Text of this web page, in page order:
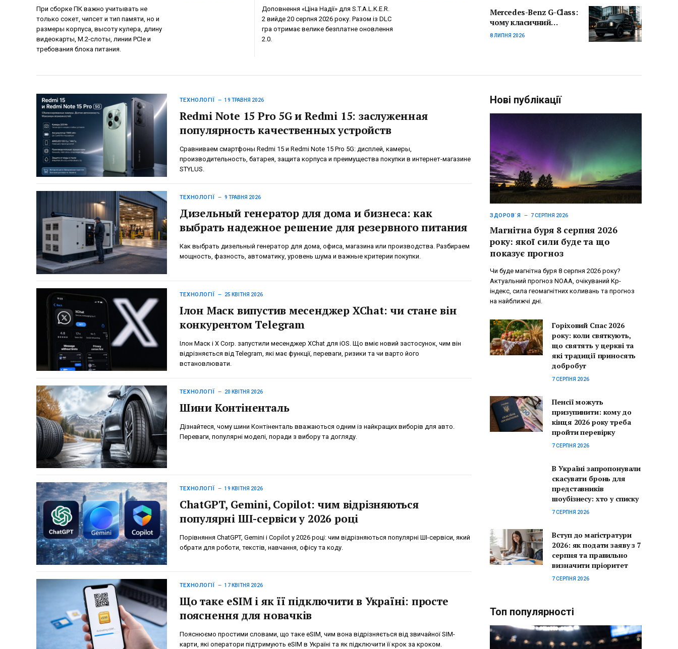
сборщики ПК
При сборке ПК важно учитывать не
только сокет, чипсет и тип памяти, но и
размеры корпуса, высоту кулера, длину
видеокарты, M.2-слоты, линии PCIe и
требования блока питания.
Доповнення «Ціна Надії» для S.T.A.L.K.E.R.
2 вийде 20 серпня 2026 року. Разом із DLC
гра отримає велике безплатне оновлення
2.0.
Mercedes-Benz G-Class:
чому класичний
позашляховик
8 ЛИПНЯ 2026
ТЕХНОЛОГІЇ 19 ТРАВНЯ 2026
Redmi Note 15 Pro 5G и Redmi 15: заслуженная
популярность качественных устройств
Сравниваем смартфоны Redmi 15 и Redmi Note 15 Pro 5G: дисплей, камеры,
производительность, батарея, защита корпуса и преимущества покупки в интернет-магазине
STYLUS.
ТЕХНОЛОГІЇ 9 ТРАВНЯ 2026
Дизельный генератор для дома и бизнеса: как
выбрать надежное решение для резервного питания
Как выбрать дизельный генератор для дома, офиса, магазина или производства. Разбираем
мощность, фазность, автоматику, уровень шума и важные критерии покупки.
ТЕХНОЛОГІЇ 25 КВІТНЯ 2026
Ілон Маск випустив месенджер XChat: чи стане він
конкурентом Telegram
Ілон Маск і X Corp. запустили месенджер XChat для iOS. Що вміє новий застосунок, чим він
відрізняється від Telegram, які має функції, переваги, ризики та чи варто його
встановлювати.
ТЕХНОЛОГІЇ 20 КВІТНЯ 2026
Шини Контіненталь
Дізнайтеся, чому шини Контіненталь вважаються одним із найкращих виборів для авто.
Переваги, популярні моделі, поради з вибору та догляду.
ТЕХНОЛОГІЇ 19 КВІТНЯ 2026
ChatGPT, Gemini, Copilot: чим відрізняються
популярні ШІ-сервіси у 2026 році
Порівняння ChatGPT, Gemini і Copilot у 2026 році: чим відрізняються популярні ШІ-сервіси, який
обрати для роботи, текстів, навчання, офісу та коду.
ТЕХНОЛОГІЇ 17 КВІТНЯ 2026
Що таке eSIM і як її підключити в Україні: просте
пояснення для новачків
Пояснюємо простими словами, що таке eSIM, чим вона відрізняється від звичайної SIM-
карти, які оператори підтримують eSIM в Україні та як підключити її крок за кроком.
Нові публікації
ЗДОРОВ`Я 7 СЕРПНЯ 2026
Магнітна буря 8 серпня 2026
року: якої сили буде та що
показує прогноз
Чи буде магнітна буря 8 серпня 2026 року?
Актуальний прогноз NOAA, очікуваний Kp-
індекс, сила геомагнітних коливань та прогноз
на найближчі дні.
Горіховий Спас 2026
року: коли святкують,
що святять у церкві та
які традиції приносять
добробут
7 СЕРПНЯ 2026
Пенсії можуть
призупинити: кому до
кінця 2026 року треба
пройти перевірку
7 СЕРПНЯ 2026
В Україні запропонували
скасувати бронь для
представників
шоубізнесу: хто у списку
7 СЕРПНЯ 2026
Вступ до магістратури
2026: як подати заяву з 7
серпня та правильно
визначити пріоритет
7 СЕРПНЯ 2026
Топ популярності